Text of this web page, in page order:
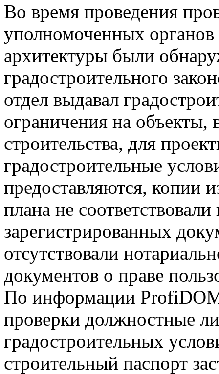
Вo время проведения
уполномоченных органов
архитектуры были
градостроительного
отдел выдавал
ограничения на объекты,
строительства, для
градостроительные
предоставляются, копии
плана не
зарегистрированных
отсутствовали
документов о праве
По информации
проверки должностные
градостроительных
строительный паспорт